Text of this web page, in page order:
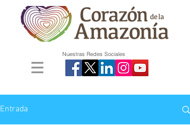
Nuestras Redes Sociales
Entrada